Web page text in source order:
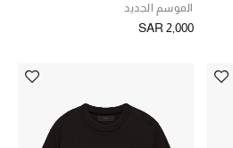
الموسم الجديد
SAR 2,000